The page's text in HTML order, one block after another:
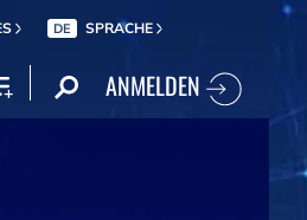
DE SPRACHE
ANMELDEN